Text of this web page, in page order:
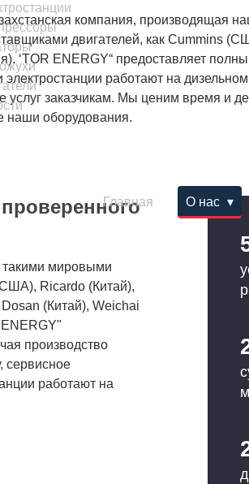
Главная О нас
компания, производящая
двигателей, как Cummins
‘TOR ENERGY“ предоставляет
работают на
услуг заказчикам. Мы ценим время и
наши оборудования.
такими мировыми
Ricardo (Китай),
(Китай), Weichai
производство
сервисное
работают на